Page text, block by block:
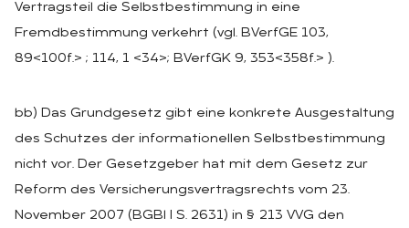
Vertragsteil die Selbstbestimmung in eine
Fremdbestimmung verkehrt (vgl. BVerfGE 103,
89<100f.> ; 114, 1 <34>; BVerfGK 9, 353<358f.> ).
bb) Das Grundgesetz gibt eine konkrete Ausgestaltung
des Schutzes der informationellen Selbstbestimmung
nicht vor. Der Gesetzgeber hat mit dem Gesetz zur
Reform des Versicherungsvertragsrechts vom 23.
November 2007 (BGBl I S. 2631) in § 213 VVG den